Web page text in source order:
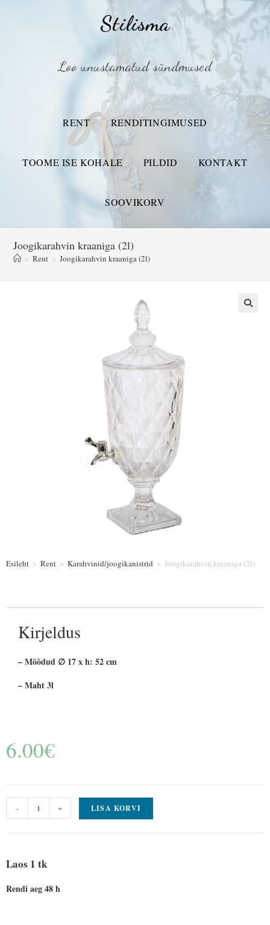
Stilisma
Loo unustamatud sündmused
RENT RENDITINGIMUSED
TOOME ISE KOHALE PILDID KONTAKT
SOOVIKORV
Joogikarahvin kraaniga (2l)
> Rent > Joogikarahvin kraaniga (2l)
Esileht > Rent > Karahvinid/joogikanistrid > Joogikarahvin kraaniga (2l)
Kirjeldus
– Mõõdud ∅ 17 x h: 52 cm
– Maht 3l
6.00€
- + LISA KORVI
Laos 1 tk
Rendi aeg 48 h